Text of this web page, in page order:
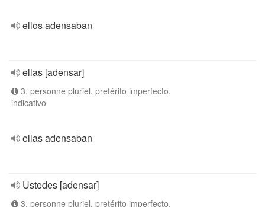
ellos adensaban
ellas [adensar]
3. personne pluriel, pretérito imperfecto,
indicativo
ellas adensaban
Ustedes [adensar]
3. personne pluriel, pretérito imperfecto,